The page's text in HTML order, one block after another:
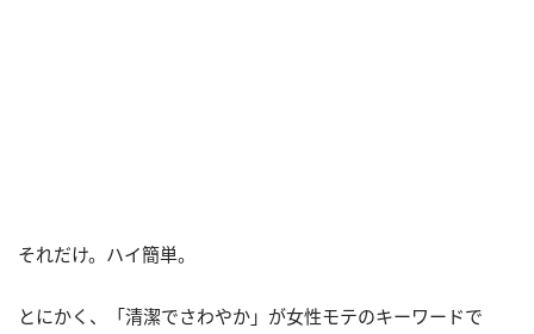
それだけ。ハイ簡単。
とにかく、「清潔でさわやか」が女性モテのキーワードで